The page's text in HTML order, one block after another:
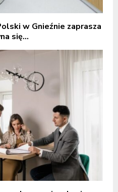
w Gnieźnie zaprasza
się...